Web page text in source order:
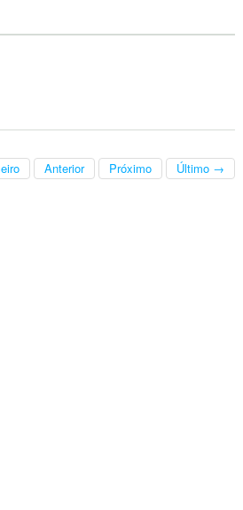
Anterior Próximo Último →